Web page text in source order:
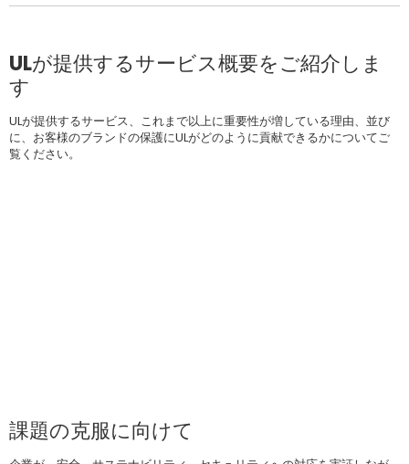
ULが提供するサービス概要をご紹介しま
す
ULが提供するサービス、これまで以上に重要性が増している理由、並び
に、お客様のブランドの保護にULがどのように貢献できるかについてご
覧ください。
課題の克服に向けて